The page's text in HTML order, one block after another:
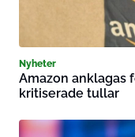
Nyheter
Amazon anklagas
kritiserade tullar